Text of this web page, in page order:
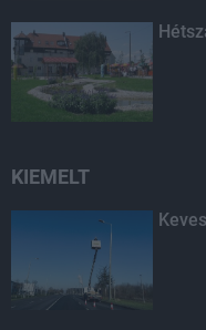
KIEMELT